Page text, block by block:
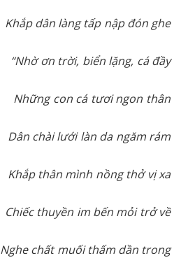
Khắp dân làng tấp nập đón ghe
“Nhờ ơn trời, biển lặng, cá đầy
Những con cá tươi ngon thân
Dân chài lưới làn da ngăm rám
Khắp thân mình nồng thở vị xa
Chiếc thuyền im bến mỏi trở về
Nghe chất muối thấm dần trong